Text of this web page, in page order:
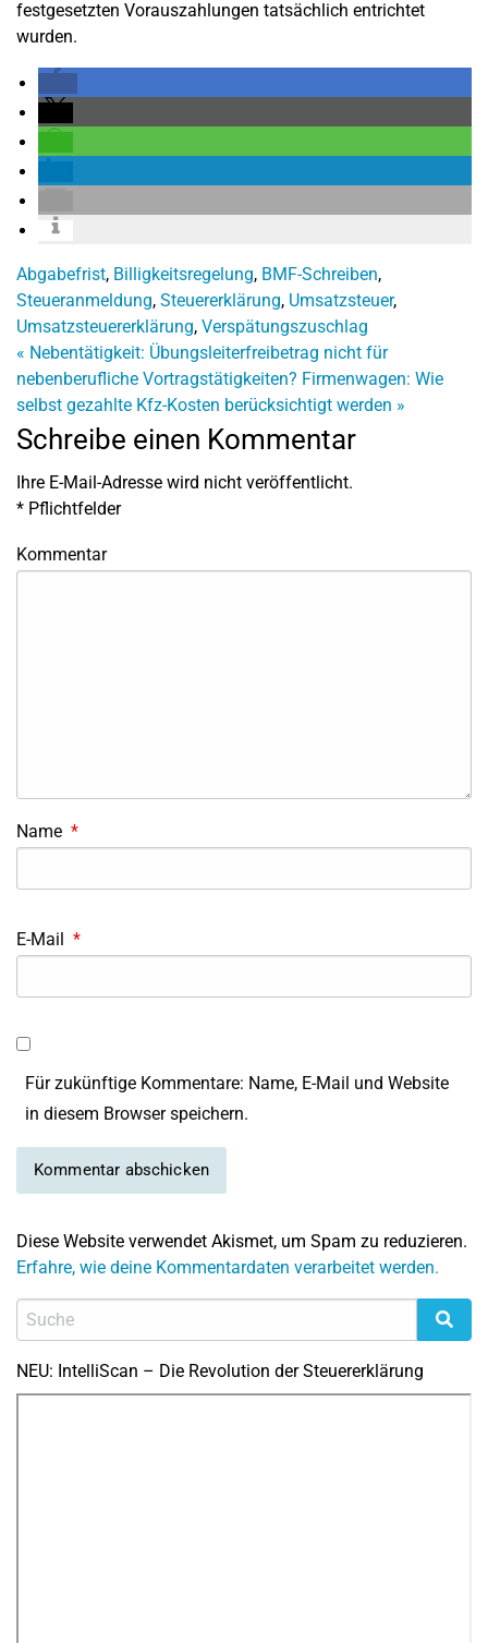
festgesetzten Vorauszahlungen tatsächlich entrichtet
wurden.
Abgabefrist, Billigkeitsregelung, BMF-Schreiben,
Steueranmeldung, Steuererklärung, Umsatzsteuer,
Umsatzsteuererklärung, Verspätungszuschlag
« Nebentätigkeit: Übungsleiterfreibetrag nicht für
nebenberufliche Vortragstätigkeiten? Firmenwagen: Wie
selbst gezahlte Kfz-Kosten berücksichtigt werden »
Schreibe einen Kommentar
Ihre E-Mail-Adresse wird nicht veröffentlicht.
* Pflichtfelder
Kommentar
Name *
E-Mail *
Für zukünftige Kommentare: Name, E-Mail und Website
in diesem Browser speichern.
Diese Website verwendet Akismet, um Spam zu reduzieren.
Erfahre, wie deine Kommentardaten verarbeitet werden.
NEU: IntelliScan – Die Revolution der Steuererklärung